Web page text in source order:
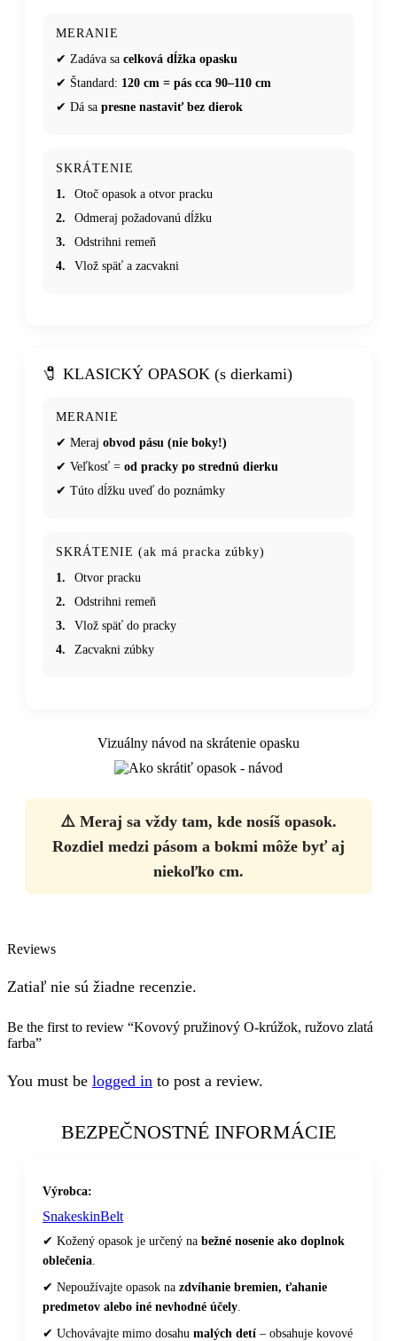
MERANIE
✔ Zadáva sa celková dĺžka opasku
✔ Štandard: 120 cm = pás cca 90–110 cm
✔ Dá sa presne nastaviť bez dierok
SKRÁTENIE
1.
Otoč opasok a otvor pracku
2.
Odmeraj požadovanú dĺžku
3.
Odstrihni remeň
4.
Vlož späť a zacvakni
🧷 KLASICKÝ OPASOK (s dierkami)
MERANIE
✔ Meraj obvod pásu (nie boky!)
✔ Veľkosť = od pracky po strednú dierku
✔ Túto dĺžku uveď do poznámky
SKRÁTENIE (ak má pracka zúbky)
1.
Otvor pracku
2.
Odstrihni remeň
3.
Vlož späť do pracky
4.
Zacvakni zúbky
Vizuálny návod na skrátenie opasku
⚠️ Meraj sa vždy tam, kde nosíš opasok.
Rozdiel medzi pásom a bokmi môže byť aj
niekoľko cm.
Reviews
Zatiaľ nie sú žiadne recenzie.
Be the first to review “Kovový pružinový O-krúžok, ružovo zlatá
farba”
You must be logged in to post a review.
BEZPEČNOSTNÉ INFORMÁCIE
Výrobca:
SnakeskinBelt
✔ Kožený opasok je určený na bežné nosenie ako doplnok
oblečenia
✔ Nepoužívajte opasok na zdvíhanie bremien, ťahanie
predmetov alebo iné nevhodné účely
✔ Uchovávajte mimo dosahu malých detí – obsahuje kovové